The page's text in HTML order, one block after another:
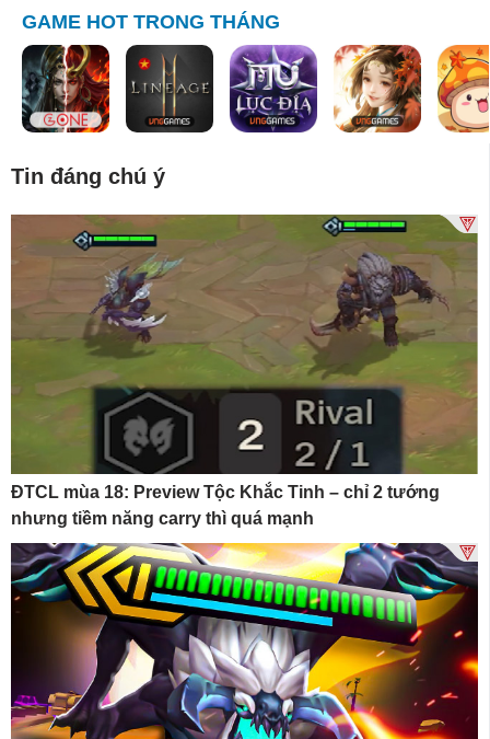
GAME HOT TRONG THÁNG
Tin đáng chú ý
ĐTCL mùa 18: Preview Tộc Khắc Tinh – chỉ 2 tướng
nhưng tiềm năng carry thì quá mạnh